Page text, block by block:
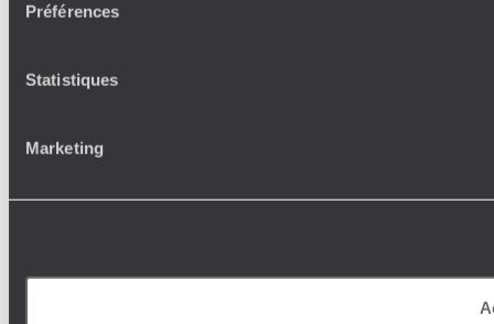
Préférences
Statistiques
Marketing